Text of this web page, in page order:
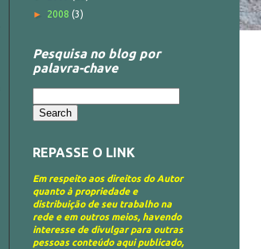
► 2008 (3)
Pesquisa no blog por
palavra-chave
REPASSE O LINK
Em respeito aos direitos do Autor
quanto à propriedade e
distribuição de seu trabalho na
rede e em outros meios, havendo
interesse de divulgar para outras
pessoas conteúdo aqui publicado,